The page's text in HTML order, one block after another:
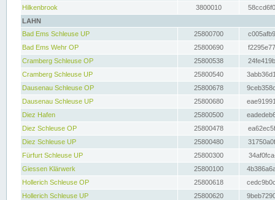
Hilkenbrook
3800010
LAHN
Bad Ems Schleuse UP
25800700
Bad Ems Wehr OP
25800690
Cramberg Schleuse OP
25800538
Cramberg Schleuse UP
25800540
Dausenau Schleuse OP
25800678
Dausenau Schleuse UP
25800680
Diez Hafen
25800500
Diez Schleuse OP
25800478
Diez Schleuse UP
25800480
Fürfurt Schleuse UP
25800300
Giessen Klärwerk
25800100
Hollerich Schleuse OP
25800618
Hollerich Schleuse UP
25800620